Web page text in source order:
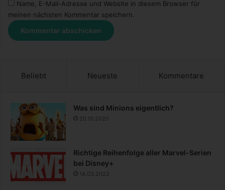
Name, E-Mail-Adresse und Website in diesem Browser für
meinen nächsten Kommentar speichern.
Beliebt Neueste Kommentare
Was sind Minions eigentlich?
20.10.2020
Richtige Reihenfolge aller Marvel-Serien
bei Disney+
14.03.2022